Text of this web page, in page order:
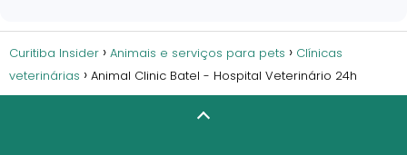
Curitiba Insider Animais e serviços para pets
Clínicas
veterinárias
Animal Clinic Batel - Hospital Veterinário 24h